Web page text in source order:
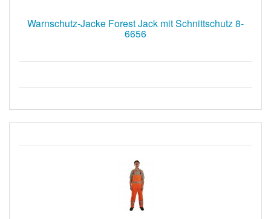
Warnschutz-Jacke Forest Jack mit Schnittschutz 8-
6656